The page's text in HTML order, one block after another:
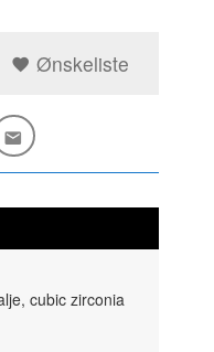
Ønskeliste
cubic zirconia